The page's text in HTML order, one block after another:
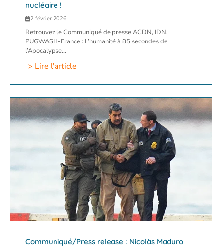
nucléaire !
2 février 2026
Retrouvez le Communiqué de presse ACDN, IDN,
PUGWASH-France : L’humanité à 85 secondes de
l’Apocalypse...
> Lire l'article
Communiqué/Press release : Nicolàs Maduro